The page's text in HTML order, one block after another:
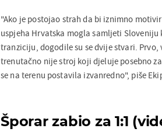
"Ako je postojao strah da bi iznimno
uspjeha Hrvatska mogla samljeti
tranziciju, dogodile su se dvije stvari.
trenutačno nije stroj koji djeluje posebno
se na terenu postavila izvanredno", piše
Šporar zabio za 1:1